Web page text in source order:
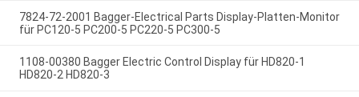
7824-72-2001 Bagger-Electrical Parts Display-Platten-Monitor
für PC120-5 PC200-5 PC220-5 PC300-5
1108-00380 Bagger Electric Control Display für HD820-1
HD820-2 HD820-3